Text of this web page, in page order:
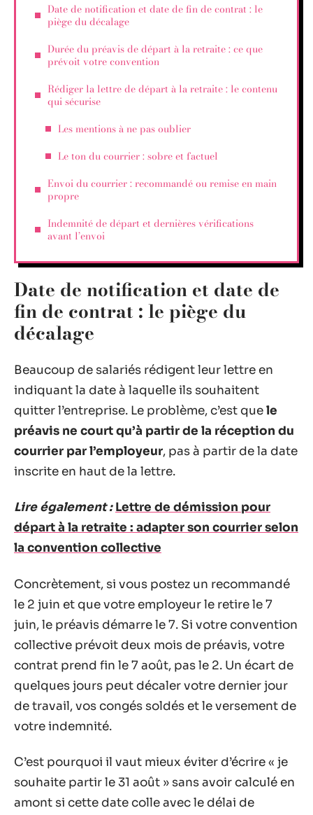
Date de notification et date de fin de contrat : le
piège du décalage
Durée du préavis de départ à la retraite : ce que
prévoit votre convention
Rédiger la lettre de départ à la retraite : le contenu
qui sécurise
Les mentions à ne pas oublier
Le ton du courrier : sobre et factuel
Envoi du courrier : recommandé ou remise en main
propre
Indemnité de départ et dernières vérifications
avant l’envoi
Date de notification et date de
fin de contrat : le piège du
décalage
Beaucoup de salariés rédigent leur lettre en
indiquant la date à laquelle ils souhaitent
quitter l’entreprise. Le problème, c’est quele
préavis ne court qu’à partir de la réception du
courrier par l’employeur, pas à partir de la date
inscrite en haut de la lettre.
Lire également : Lettre de démission pour
départ à la retraite : adapter son courrier selon
la convention collective
Concrètement, si vous postez un recommandé
le 2 juin et que votre employeur le retire le 7
juin, le préavis démarre le 7. Si votre convention
collective prévoit deux mois de préavis, votre
contrat prend fin le 7 août, pas le 2. Un écart de
quelques jours peut décaler votre dernier jour
de travail, vos congés soldés et le versement de
votre indemnité.
C’est pourquoi il vaut mieux éviter d’écrire « je
souhaite partir le 31 août » sans avoir calculé en
amont si cette date colle avec le délai de